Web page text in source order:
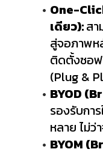
One-
เดียว):สา
สู่จอภาพห
ติดตั้งซอฟ
(Plug &
BYOD
รองรับกา
หลาย ไม่ว่
BYOM